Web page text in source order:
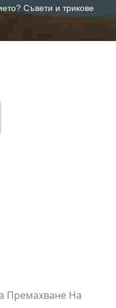
Съвети и трикове
Премахване На